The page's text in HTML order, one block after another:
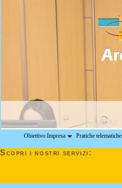
Obiettivo Impresa Pratiche telematiche
Scopri i nostri servizi: